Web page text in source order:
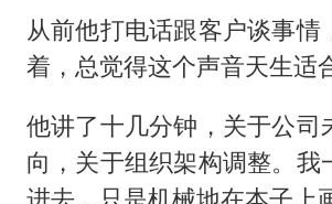
从前他打电话跟客户谈事情
着，总觉得这个声音天生适
他讲了十几分钟，关于公司
向，关于组织架构调整。我